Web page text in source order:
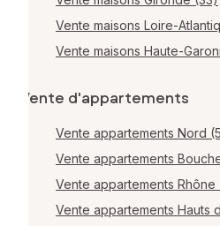
Vente maisons Loire-
Vente maisons Haute-
Vente d'appartements
Vente appartements Nord
Vente appartements
Vente appartements Rhône
Vente appartements Hauts